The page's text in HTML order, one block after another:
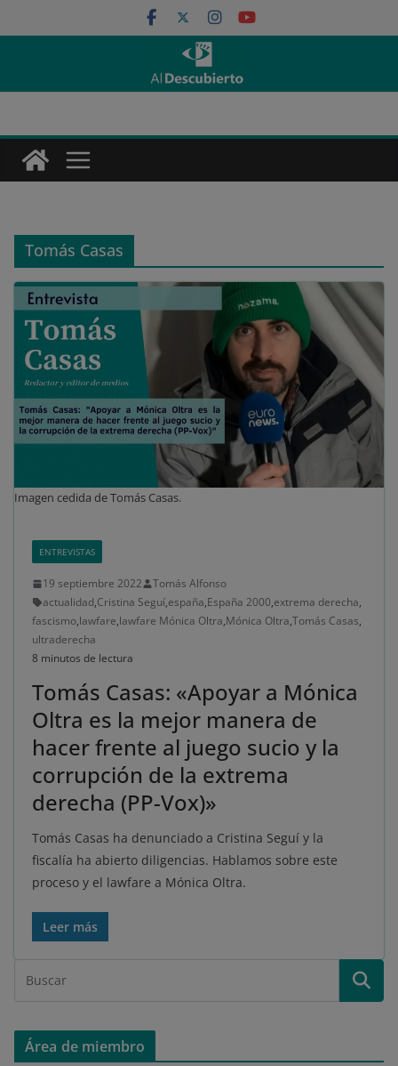
al
Tomás Casas
Imagen cedida de Tomás Casas.
ENTREVISTAS
19 septiembre 2022
Tomás Alfonso
actualidad,Cristina Seguí,españa,España 2000,extrema derecha,
fascismo,lawfare,lawfare Mónica Oltra,Mónica Oltra,Tomás Casas,
ultraderecha
8 minutos de lectura
Tomás Casas: «Apoyar a Mónica
Oltra es la mejor manera de
hacer frente al juego sucio y la
corrupción de la extrema
derecha (PP-Vox)»
Tomás Casas ha denunciado a Cristina Seguí y la
fiscalía ha abierto diligencias. Hablamos sobre este
proceso y el lawfare a Mónica Oltra.
Leer más
Área de miembro